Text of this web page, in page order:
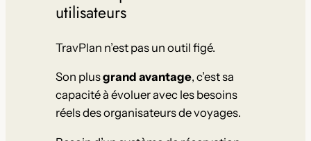
utilisateurs
TravPlan n’est pas un outil figé.
Son plusgrand avantage, c’est sa
capacité à évoluer avec les besoins
réels des organisateurs de voyages.